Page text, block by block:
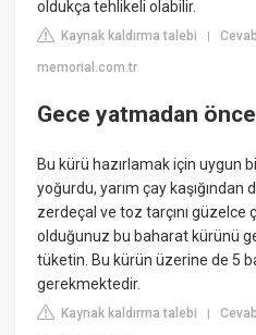
oldukça tehlikeli olabilir.
Kaynak kaldırma talebi |
memorial.com.tr
Gece yatmadan
Bu kürü hazırlamak için uygun
yoğurdu, yarım çay
zerdeçal ve toz tarçını güzelce
olduğunuz bu baharat kürünü
tüketin. Bu kürün üzerine de 5
gerekmektedir.
Kaynak kaldırma talebi |